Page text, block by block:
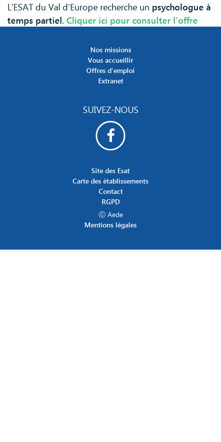
L’ESAT du Val d’Europe recherche un psychologue à
temps partiel. Cliquer ici pour consulter l’offre
Nos missions
Vous accueillir
Offres d’emploi
Extranet
SUIVEZ-NOUS
Site des Esat
Carte des établissements
Contact
RGPD
Ⓒ Aede
Mentions légales